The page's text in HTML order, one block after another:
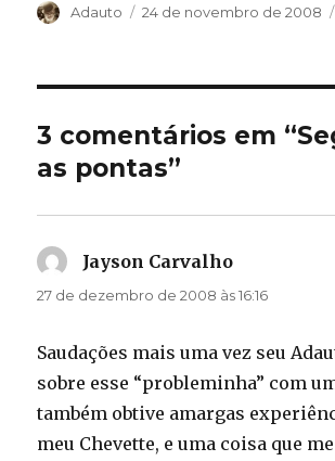
Autor
Adauto
Publicado
24 de novembro de 2008
3 comentários em
as pontas”
Jayson Carvalho
27 de dezembro de 2008 às 16:16
Saudações mais uma vez seu
sobre esse “probleminha” com
também obtive amargas
meu Chevette, e uma coisa que